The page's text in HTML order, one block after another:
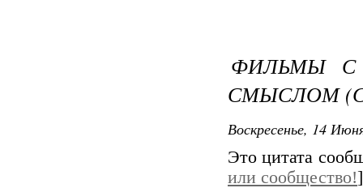
ФИЛЬМЫ С
СМЫСЛОМ
Воскресенье, 14
Это цитата
или сообщество!]